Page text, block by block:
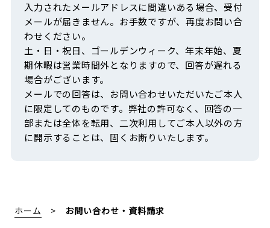
入力されたメールアドレスに間違いある場合、受付
メールが届きません。お手数ですが、再度お問い合
わせください。
土・日・祝日、ゴールデンウィーク、年末年始、夏
期休暇は営業時間外となりますので、回答が遅れる
場合がございます。
メールでの回答は、お問い合わせいただいたご本人
に限定してのものです。弊社の許可なく、回答の一
部または全体を転用、二次利用してご本人以外の方
に開示することは、固くお断りいたします。
ホーム お問い合わせ・資料請求